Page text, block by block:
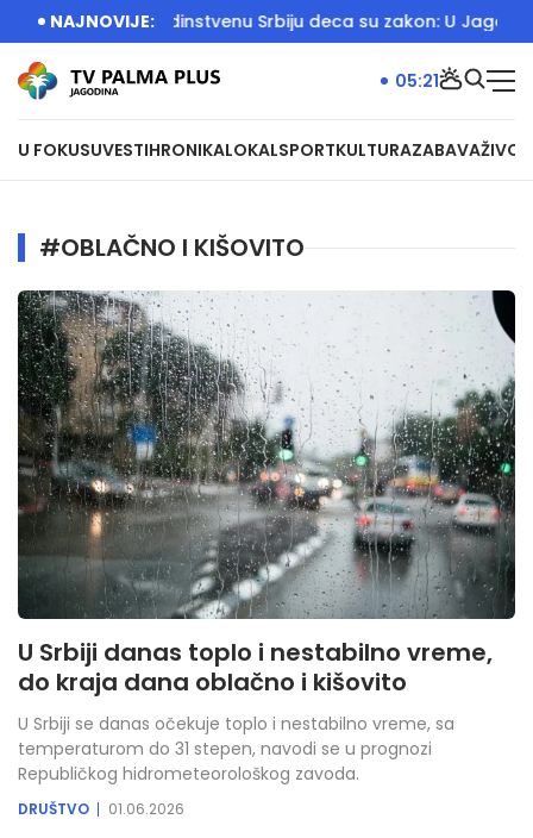
NAJNOVIJE:
Srbija Za Jedinstvenu Srbiju deca su zakon: U Jagodini
U FOKUSUVESTIHRONIKALOKALSPORTKULTURAZABAVAŽIVOT
05:21
#OBLAČNO I KIŠOVITO
U Srbiji danas toplo i nestabilno vreme,
do kraja dana oblačno i kišovito
U Srbiji se danas očekuje toplo i nestabilno vreme, sa
temperaturom do 31 stepen, navodi se u prognozi
Republičkog hidrometeorološkog zavoda.
DRUŠTVO 01.06.2026